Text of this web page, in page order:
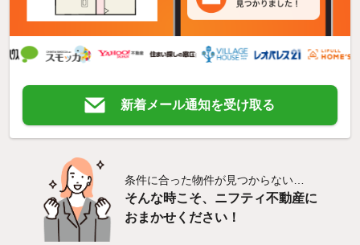
新着メール通知を受け取る
条件に合った物件が見つからない…
そんな時こそ、ニフティ不動産に
おまかせください！